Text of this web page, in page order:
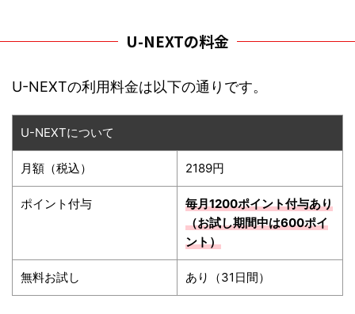
U-NEXTの料金
U-NEXTの利用料金は以下の通りです。
U-NEXTについて
月額（税込） 2189円
ポイント付与 毎月1200ポイント付与あり
（お試し期間中は600ポイ
ント）
無料お試し あり（31日間）